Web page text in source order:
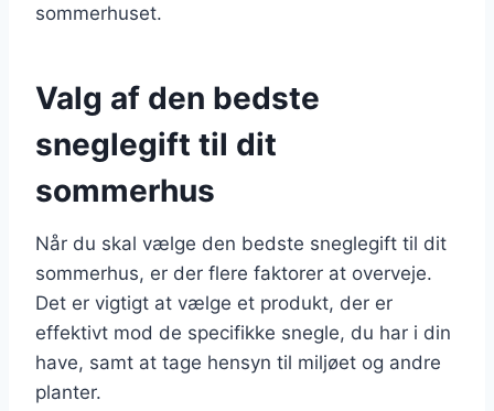
sommerhuset.
Valg af den bedste
sneglegift til dit
sommerhus
Når du skal vælge den bedste sneglegift til dit
sommerhus, er der flere faktorer at overveje.
Det er vigtigt at vælge et produkt, der er
effektivt mod de specifikke snegle, du har i din
have, samt at tage hensyn til miljøet og andre
planter.